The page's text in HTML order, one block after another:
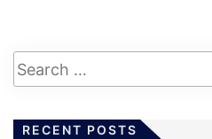
RECENT POSTS